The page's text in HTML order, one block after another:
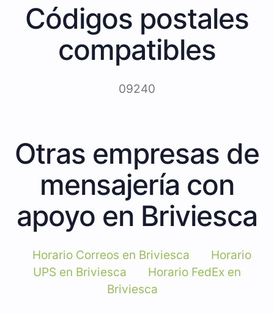
Códigos postales
compatibles
09240
Otras empresas de
mensajería con
apoyo en Briviesca
Horario Correos en Briviesca
Horario
UPS en Briviesca
Horario FedEx en
Briviesca